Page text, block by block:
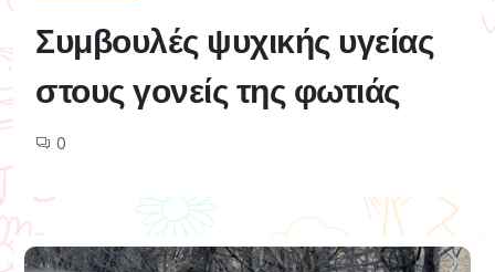
Συμβουλές ψυχικής υγείας
στους γονείς της φωτιάς
0